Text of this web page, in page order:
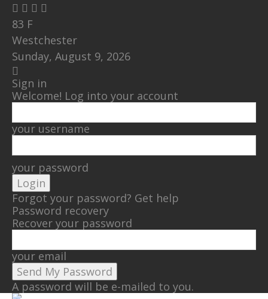
83 F
Westchester
Sunday, August 9, 2026
Sign in
Welcome! Log into your account
your username
your password
Forgot your password? Get help
Password recovery
Recover your password
your email
A password will be e-mailed to you.